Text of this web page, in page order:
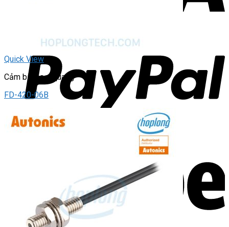
Quick View
Cảm biến sợi quang
FD-420-06B